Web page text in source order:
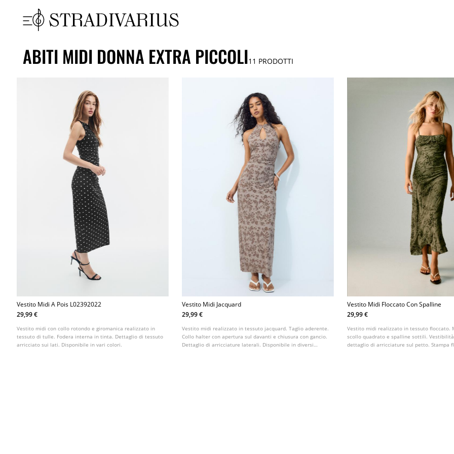
ABITI MIDI DONNA EXTRA PICCOLI11 PRODOTTI
Vestito Midi A Pois L02392022
29,99 €
Vestito midi con collo rotondo e giromanica realizzato in
tessuto di tulle. Fodera interna in tinta. Dettaglio di tessuto
arricciato sui lati. Disponibile in vari colori.
Vestito Midi Jacquard
29,99 €
Vestito midi realizzato in tessuto jacquard. Taglio aderente.
Collo halter con apertura sul davanti e chiusura con gancio.
Dettaglio di arricciature laterali. Disponibile in diversi
Vestito Midi Floccato Con Spalline
29,99 €
Vestito midi realizzato in tessuto floccato.
scollo quadrato e spalline sottili.
dettaglio di arricciature sul petto. Stampa